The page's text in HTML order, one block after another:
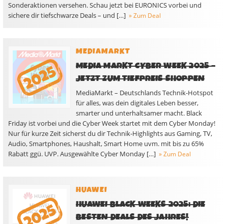
Sonderaktionen versehen. Schau jetzt bei EURONICS vorbei und
sichere dir tiefschwarze Deals – und […] » Zum Deal
MEDIAMARKT
MEDIA MARKT CYBER WEEK 2025 –
JETZT ZUM TIEFPREIS SHOPPEN
MediaMarkt – Deutschlands Technik-Hotspot
für alles, was dein digitales Leben besser,
smarter und unterhaltsamer macht. Black
Friday ist vorbei und die Cyber Week startet mit dem Cyber Monday!
Nur für kurze Zeit sicherst du dir Technik-Highlights aus Gaming, TV,
Audio, Smartphones, Haushalt, Smart Home uvm. mit bis zu 65%
Rabatt ggü. UVP. Ausgewählte Cyber Monday […] » Zum Deal
HUAWEI
HUAWEI BLACK WEEKS 2025: DIE
BESTEN DEALS DES JAHRES!